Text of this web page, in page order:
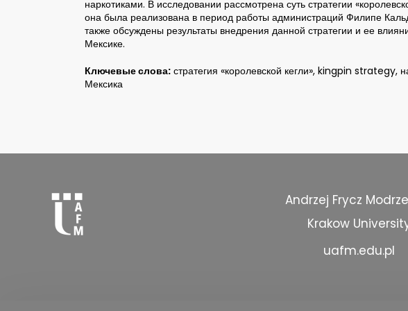
наркотиками. В исследовании рассмотрена суть стратегии
она была реализована в период работы администраций Филипе
также обсуждены результаты внедрения данной стратегии и ее
Мексике.
Ключевые слова: стратегия «королевской кегли», kingpin strategy,
Мексика
Andrzej Frycz
Krakow
uafm.edu.pl